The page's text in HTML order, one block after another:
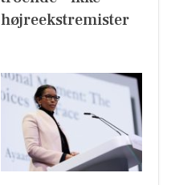
højreekstremister